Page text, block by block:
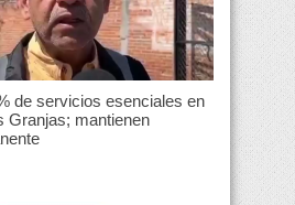
de servicios esenciales en
Granjas; mantienen